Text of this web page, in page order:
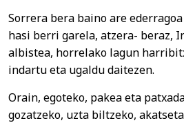
Sorrera bera baino are
hasi berri garela, atzera- beraz,
albistea, horrelako lagun
indartu eta ugaldu daitezen.
Orain, egoteko, pakea eta
gozatzeko, uzta biltzeko,